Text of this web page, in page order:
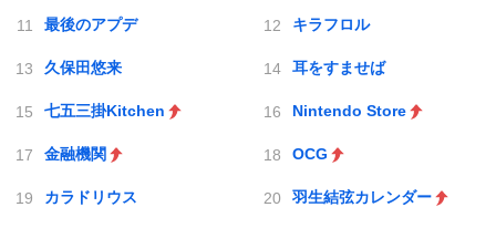
最後のアプデ キラフロル
久保田悠来 耳をすませば
七五三掛Kitchen Nintendo Store
金融機関 OCG
カラドリウス 羽生結弦カレンダー